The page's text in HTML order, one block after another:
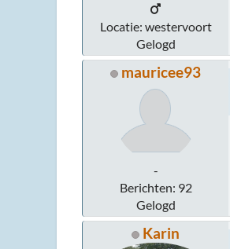
Locatie: westervoort
Gelogd
mauricee93
-
Berichten: 92
Gelogd
Karin